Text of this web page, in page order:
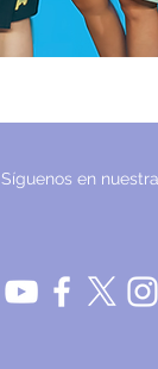
Síguenos en